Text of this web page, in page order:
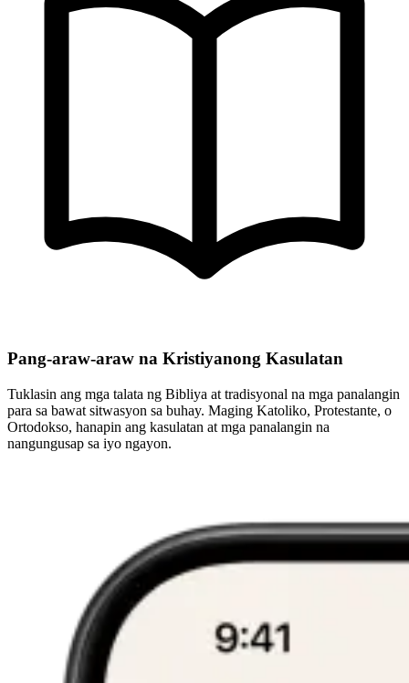
Pang-araw-araw na Kristiyanong Kasulatan
Tuklasin ang mga talata ng Bibliya at tradisyonal na mga panalangin
para sa bawat sitwasyon sa buhay. Maging Katoliko, Protestante, o
Ortodokso, hanapin ang kasulatan at mga panalangin na
nangungusap sa iyo ngayon.